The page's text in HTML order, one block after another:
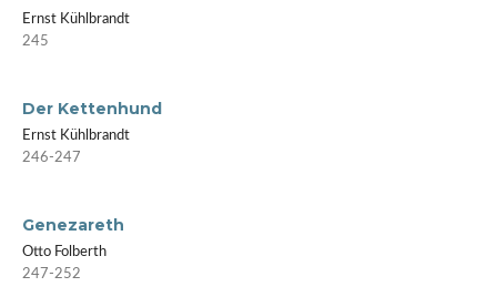
Ernst Kühlbrandt
245
Der Kettenhund
Ernst Kühlbrandt
246-247
Genezareth
Otto Folberth
247-252